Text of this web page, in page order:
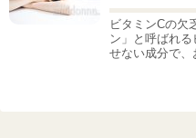
ビタミンCの欠
ン」と呼ばれ
せない成分で、